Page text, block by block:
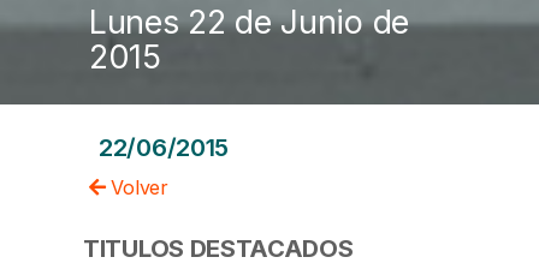
Lunes 22 de Junio de
2015
22/06/2015
Volver
TITULOS DESTACADOS